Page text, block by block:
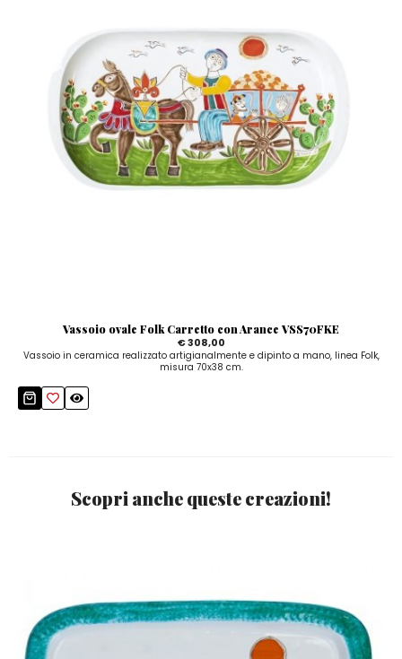
Vassoio ovale Folk Carretto con Arance VSS70FKE
€ 308,00
Vassoio in ceramica realizzato artigianalmente e dipinto a mano, linea Folk,
misura 70x38 cm.
Scopri anche queste creazioni!